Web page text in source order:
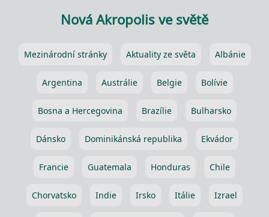
Nová Akropolis ve světě
Mezinárodní stránky Aktuality ze světa Albánie
Argentina Austrálie Belgie Bolívie
Bosna a Hercegovina Brazílie Bulharsko
Dánsko Dominikánská republika Ekvádor
Francie Guatemala Honduras Chile
Chorvatsko Indie Irsko Itálie Izrael